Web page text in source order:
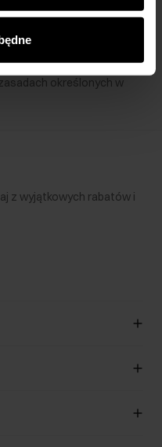
te informacje z
dane wyrażasz zgodę
określonych w
z wyjątkowych rabatów i